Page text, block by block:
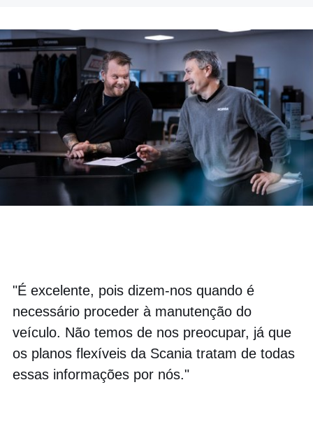
"É excelente, pois dizem-nos quando é
necessário proceder à manutenção do
veículo. Não temos de nos preocupar, já que
os planos flexíveis da Scania tratam de todas
essas informações por nós."